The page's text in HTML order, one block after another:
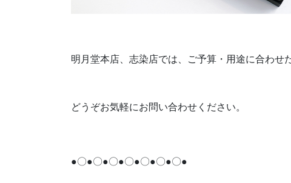
明月堂本店、志染店では、ご予算・用途に合わせ
どうぞお気軽にお問い合わせください。
●〇●〇●〇●〇●〇●〇●〇●